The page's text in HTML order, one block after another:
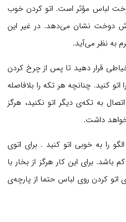
لباس مؤثر است. اتو کردن خوب
دوخت نشان می‌دهد. در غیر این
به نظر می‌آید.
قرار دهید تا پس از چرخ کردن
اتو کنید. چنانچه هر تکه را بلافاصله
به تکه‌ی دیگر اتو نکنید، هرگز
داشت.
را به خوبی اتو کنید . برای اتوی
باشد. برای این کار هرگز از بخار با
اتو کردن روی لباس حتما از پارچه‌ی